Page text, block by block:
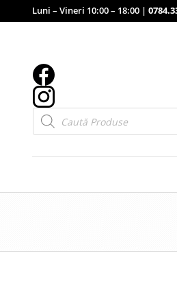
Luni – Vineri 10:00 – 18:00 |
Products
search